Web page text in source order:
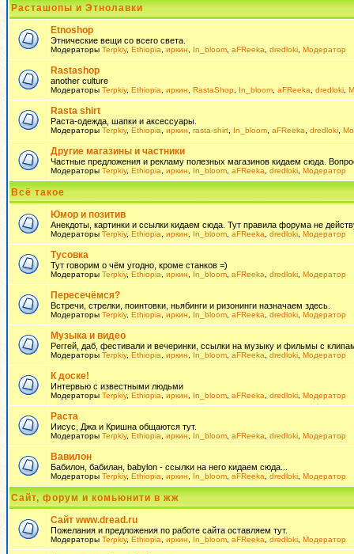
Расташопы и Этнолавки
Etnoshop
Этнические вещи со всего света.
Модераторы Terpkiy, Ethiopia иркин In_bloom aFReeka dredloki Модератор
Rastashop
another culture
Модераторы Terpkiy, Ethiopia иркин RastaShop In_bloom aFReeka dredloki
Rasta shirt
Раста-одежда, шапки и аксессуары.
Модераторы Terpkiy, Ethiopia иркин rasta-shirt In_bloom aFReeka dredloki
Другие магазины и частники
Частные предложения и рекламу полезных магазинов кидаем сюда.
Модераторы Terpkiy, Ethiopia иркин In_bloom aFReeka dredloki Модератор
Всё такое
Юмор и позитив
Анекдоты, картинки и ссылки кидаем сюда. Тут правила форума не
Модераторы Terpkiy, Ethiopia иркин In_bloom aFReeka dredloki Модератор
Тусовка
Тут говорим о чём угодно, кроме станков =)
Модераторы Terpkiy, Ethiopia иркин In_bloom aFReeka dredloki Модератор
Пересечёмся?
Встречи, стрелки, поинтовки, ньябинги и ризонинги назначаем здесь.
Модераторы Terpkiy, Ethiopia иркин In_bloom aFReeka dredloki Модератор
Музыка и видео
Реггей, даб, фестивали и вечеринки, ссылки на музыку и фильмы с
Модераторы Terpkiy, Ethiopia иркин In_bloom aFReeka dredloki Модератор
К доске!
Интервью с известными людьми
Модераторы Terpkiy, Ethiopia иркин In_bloom aFReeka dredloki Модератор
Раста
Иисус, Джа и Кришна общаются тут.
Модераторы Terpkiy, Ethiopia иркин In_bloom aFReeka dredloki Модератор
Вавилон
Бабилон, бабилан, babylon - ссылки на него кидаем сюда...
Модераторы Terpkiy, Ethiopia иркин In_bloom aFReeka dredloki Модератор
Сайт, форум и комьюнити в жж
Сайт www.dread.ru
Пожелания и предложения по работе сайта оставляем тут.
Модераторы Terpkiy, Ethiopia иркин In_bloom aFReeka dredloki Модератор